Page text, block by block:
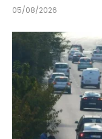
05/08/2026